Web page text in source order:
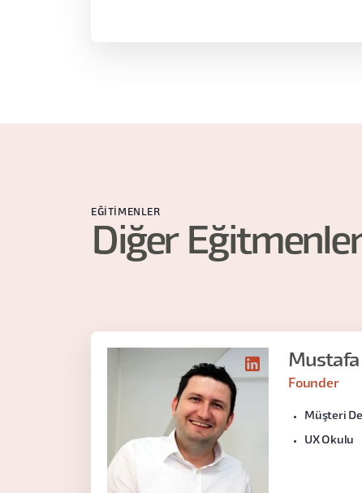
EĞITIMENLER
Diğer
Mustafa
Founder
Müşteri
UX Okulu